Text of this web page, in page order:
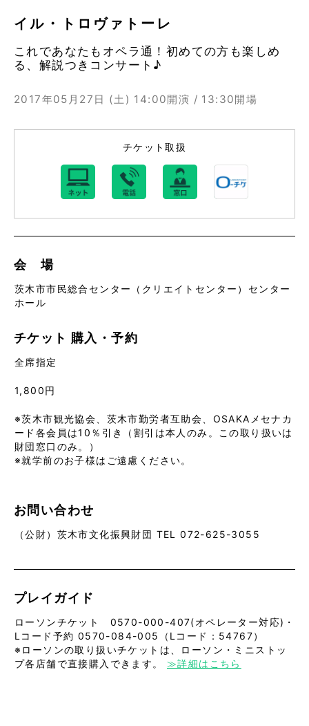
イル・トロヴァトーレ
これであなたもオペラ通！初めての方も楽しめ
る、解説つきコンサート♪
2017年05月27日 (土) 14:00開演 / 13:30開場
チケット取扱
会 場
茨木市市民総合センター（クリエイトセンター）センター
ホール
チケット 購入・予約
全席指定
1,800円
※茨木市観光協会、茨木市勤労者互助会、OSAKAメセナカ
ード各会員は10％引き（割引は本人のみ。この取り扱いは
財団窓口のみ。）
※就学前のお子様はご遠慮ください。
お問い合わせ
（公財）茨木市文化振興財団 TEL 072-625-3055
プレイガイド
ローソンチケット 0570-000-407(オペレーター対応)・
Lコード予約 0570-084-005（Lコード：54767）
※ローソンの取り扱いチケットは、ローソン・ミニストッ
プ各店舗で直接購入できます。 ≫詳細はこちら